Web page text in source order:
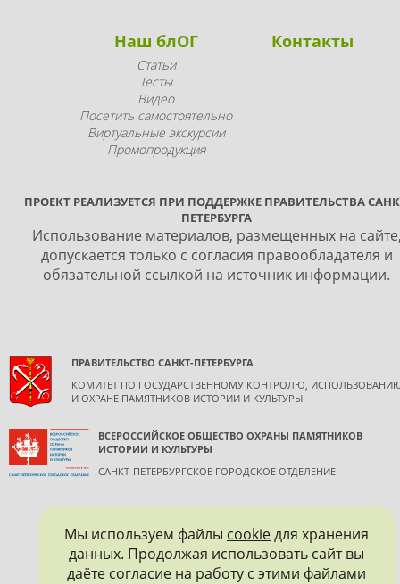
Наш блОГ
Статьи
Тесты
Видео
Посетить самостоятельно
Виртуальные экскурсии
Промопродукция
Контакты
ПРОЕКТ РЕАЛИЗУЕТСЯ ПРИ ПОДДЕРЖКЕ ПРАВИТЕЛЬСТВА
ПЕТЕРБУРГА
Использование материалов, размещенных на
допускается только с согласия правообладателя и
обязательной ссылкой на источник информации.
ПРАВИТЕЛЬСТВО САНКТ-ПЕТЕРБУРГА
КОМИТЕТ ПО ГОСУДАРСТВЕННОМУ КОНТРОЛЮ,
И ОХРАНЕ ПАМЯТНИКОВ ИСТОРИИ И КУЛЬТУРЫ
ВСЕРОССИЙСКОЕ ОБЩЕСТВО ОХРАНЫ ПАМЯТНИКОВ
ИСТОРИИ И КУЛЬТУРЫ
САНКТ-ПЕТЕРБУРГСКОЕ ГОРОДСКОЕ ОТДЕЛЕНИЕ
Мы используем файлы cookieдля хранения
данных. Продолжая использовать сайт вы
даёте согласие на работу с этими файлами